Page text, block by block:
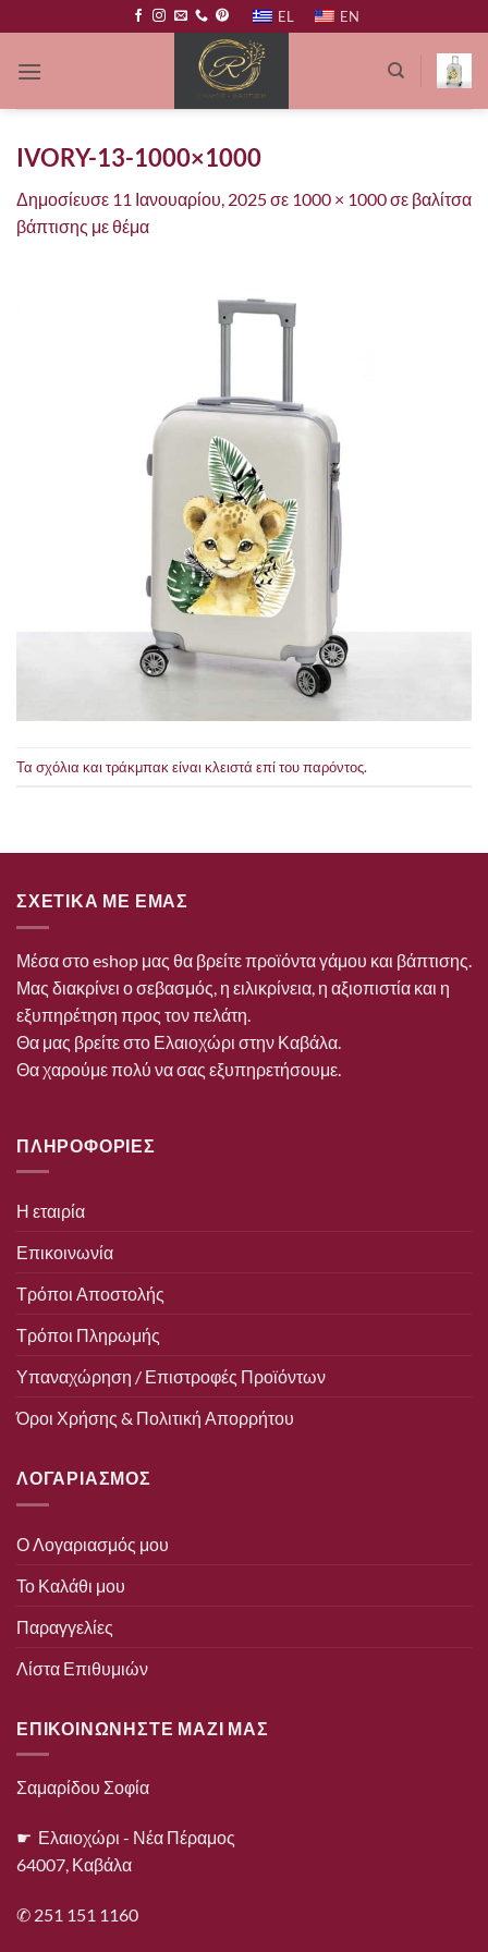
στο
περιεχόμενο
EL EN
IVORY-13-1000×1000
Δημοσίευσε 11 Ιανουαρίου, 2025σε 1000 × 1000σε βαλίτσα
βάπτισης με θέμα
Τα σχόλια και τράκμπακ είναι κλειστά επί του παρόντος.
ΣΧΕΤΙΚΑ ΜΕ ΕΜΑΣ
Μέσα στο eshop μας θα βρείτε προϊόντα γάμου και βάπτισης.
Μας διακρίνει ο σεβασμός, η ειλικρίνεια, η αξιοπιστία και η
εξυπηρέτηση προς τον πελάτη.
Θα μας βρείτε στο Ελαιοχώρι στην Καβάλα.
Θα χαρούμε πολύ να σας εξυπηρετήσουμε.
ΠΛΗΡΟΦΟΡΙΕΣ
Η εταιρία
Επικοινωνία
Τρόποι Αποστολής
Τρόποι Πληρωμής
Υπαναχώρηση / Επιστροφές Προϊόντων
Όροι Χρήσης & Πολιτική Απορρήτου
ΛΟΓΑΡΙΑΣΜΟΣ
Ο Λογαριασμός μου
Το Καλάθι μου
Παραγγελίες
Λίστα Επιθυμιών
ΕΠΙΚΟΙΝΩΝΗΣΤΕ ΜΑΖΙ ΜΑΣ
Σαμαρίδου Σοφία
☛ Ελαιοχώρι - Νέα Πέραμος
64007, Καβάλα
✆ 251 151 1160